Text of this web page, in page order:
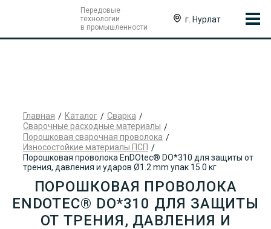
Передовые
технологии
в промышленности
г. Нурлат
Главная Каталог
Сварка
Сварочные расходные материалы
Порошковая сварочная проволока
Износостойкие материалы ПСП
Порошковая проволока EnDOtec® DO*310 для защиты от
трения, давления и ударов Ø1.2 mm упак 15.0 кг
ПОРОШКОВАЯ ПРОВОЛОКА
ENDOTEC® DO*310 ДЛЯ ЗАЩИТЫ
ОТ ТРЕНИЯ, ДАВЛЕНИЯ И